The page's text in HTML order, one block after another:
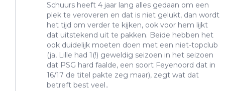
Schuurs heeft 4 jaar lang alles gedaan om een
plek te veroveren en dat is niet gelukt, dan wordt
het tijd om verder te kijken, ook voor hem lijkt
dat uitstekend uit te pakken. Beide hebben het
ook duidelijk moeten doen met een niet-topclub
(ja, Lille had 1(!) geweldig seizoen in het seizoen
dat PSG hard faalde, een soort Feyenoord dat in
16/17 de titel pakte zeg maar), zegt wat dat
betreft best veel..